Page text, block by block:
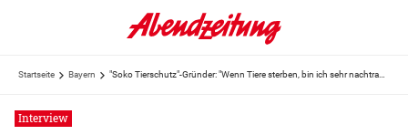
Startseite Bayern
Interview